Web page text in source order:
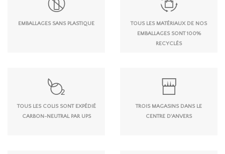
EMBALLAGES SANS PLASTIQUE
TOUS LES MATÉRIAUX DE NOS
EMBALLAGES SONT 100%
RECYCLÉS
TOUS LES COLIS SONT EXPÉDIÉ
CARBON-NEUTRAL PAR UPS
TROIS MAGASINS DANS LE
CENTRE D'ANVERS